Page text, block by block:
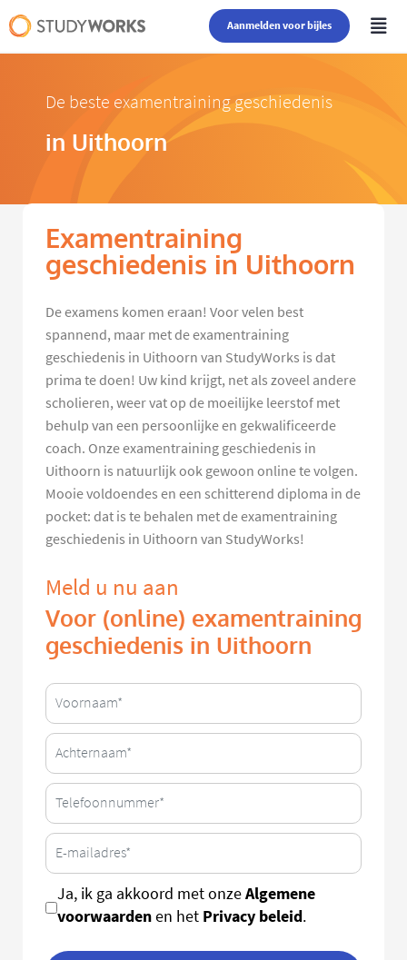
Aanmelden voor bijles
De beste examentraining geschiedenis
in Uithoorn
Examentraining
geschiedenis in Uithoorn
De examens komen eraan! Voor velen best
spannend, maar met de examentraining
geschiedenis in Uithoorn van StudyWorks is dat
prima te doen! Uw kind krijgt, net als zoveel andere
scholieren, weer vat op de moeilijke leerstof met
behulp van een persoonlijke en gekwalificeerde
coach. Onze examentraining geschiedenis in
Uithoorn is natuurlijk ook gewoon online te volgen.
Mooie voldoendes en een schitterend diploma in de
pocket: dat is te behalen met de examentraining
geschiedenis in Uithoorn van StudyWorks!
Meld u nu aan
Voor (online) examentraining
geschiedenis in Uithoorn
Ja, ik ga akkoord met onzeAlgemene
voorwaardenen het Privacy beleid.